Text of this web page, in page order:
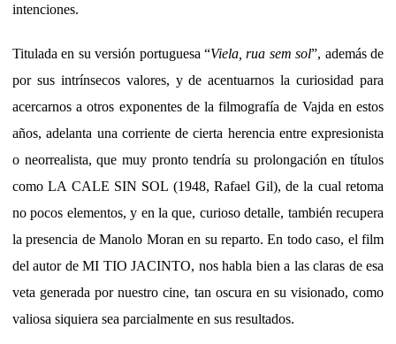
intenciones.
Titulada en su versión portuguesa “Viela, rua sem sol”, además de
por sus intrínsecos valores, y de acentuarnos la curiosidad para
acercarnos a otros exponentes de la filmografía de Vajda en estos
años, adelanta una corriente de cierta herencia entre expresionista
o neorrealista, que muy pronto tendría su prolongación en títulos
como LA CALE SIN SOL (1948, Rafael Gil), de la cual retoma
no pocos elementos, y en la que, curioso detalle, también recupera
la presencia de Manolo Moran en su reparto. En todo caso, el film
del autor de MI TIO JACINTO, nos habla bien a las claras de esa
veta generada por nuestro cine, tan oscura en su visionado, como
valiosa siquiera sea parcialmente en sus resultados.